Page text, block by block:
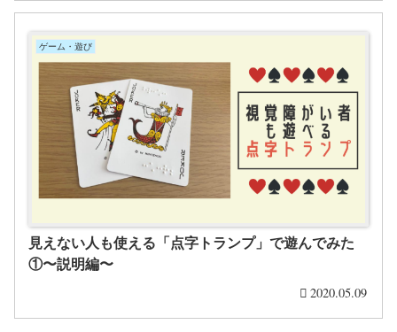
ゲーム・遊び
見えない人も使える「点字トランプ」で遊んでみた
①〜説明編〜
2020.05.09